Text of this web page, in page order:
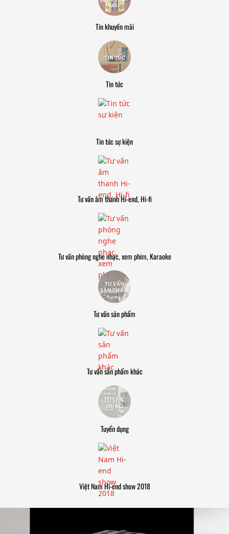
Tin khuyến mãi
Tin tức
Tin tức sự kiện
Tư vấn âm thanh Hi-end, Hi-fi
Tư vấn phòng nghe nhạc, xem phim, Karaoke
Tư vấn sản phẩm
Tư vấn sản phẩm khác
Tuyển dụng
Việt Nam Hi-end show 2018